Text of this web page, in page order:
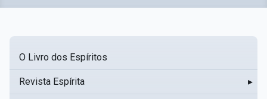
O Livro dos Espíritos
Revista Espírita ▸